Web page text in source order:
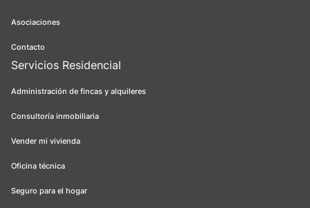
Asociaciones
Contacto
Servicios Residencial
Administración de fincas y alquileres
Consultoría inmobiliaria
Vender mi vivienda
Oficina técnica
Seguro para el hogar